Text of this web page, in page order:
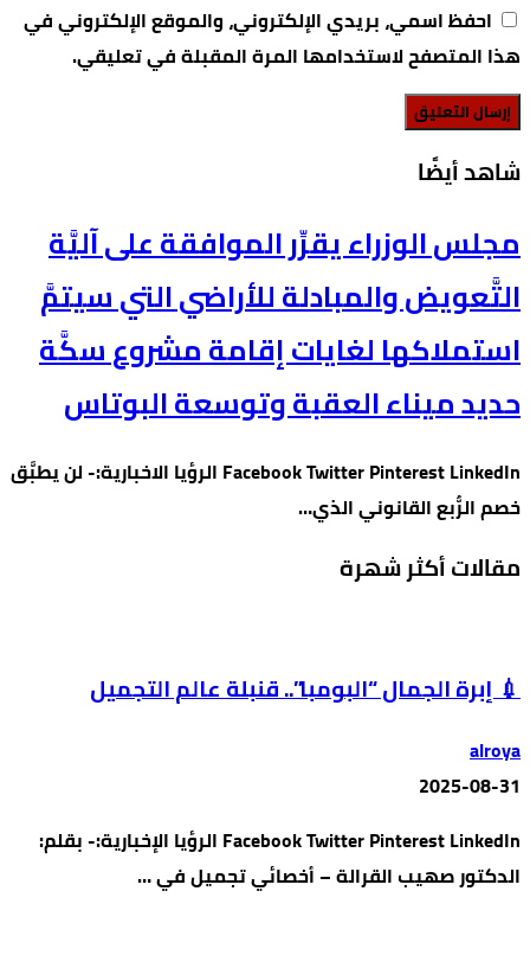
احفظ اسمي، بريدي الإلكتروني، والموقع الإلكتروني في
هذا المتصفح لاستخدامها المرة المقبلة في تعليقي.
‫شاهد أيضًا‬
مجلس الوزراء يقرِّر الموافقة على آليَّة
التَّعويض والمبادلة للأراضي التي سيتمَّ
استملاكها لغايات إقامة مشروع سكَّة
حديد ميناء العقبة وتوسعة البوتاس
Facebook Twitter Pinterest LinkedIn الرؤيا الاخبارية:- لن يطبَّق
خصم الرُّبع القانوني الذي…
مقالات أكثر شهرة
💉 إبرة الجمال “البومبا”.. قنبلة عالم التجميل
alroya
2025-08-31
Facebook Twitter Pinterest LinkedIn الرؤيا الإخبارية:- بقلم:
الدكتور صهيب القرالة – أخصائي تجميل في …